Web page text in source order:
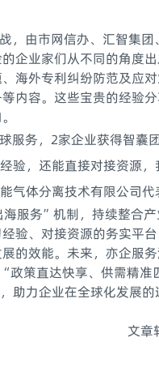
由市网信办、汇智集团
企业家们从不同的角度
海外专利纠纷防范及应
内容。这些宝贵的经验
务，2家企业获得智囊
验，还能直接对接资源，
体分离技术有限公司代
服务”机制，持续整合产
验、对接资源的务实平
的效能。未来，亦企服
策直达快享、供需精准
力企业在全球化发展的
文章